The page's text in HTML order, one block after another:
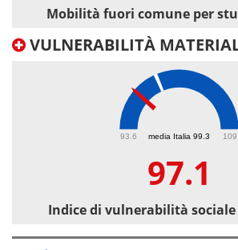
Mobilità fuori comune per
VULNERABILITÀ
media Italia 99.3
93.6 109
97.1
Indice di vulnerabilità